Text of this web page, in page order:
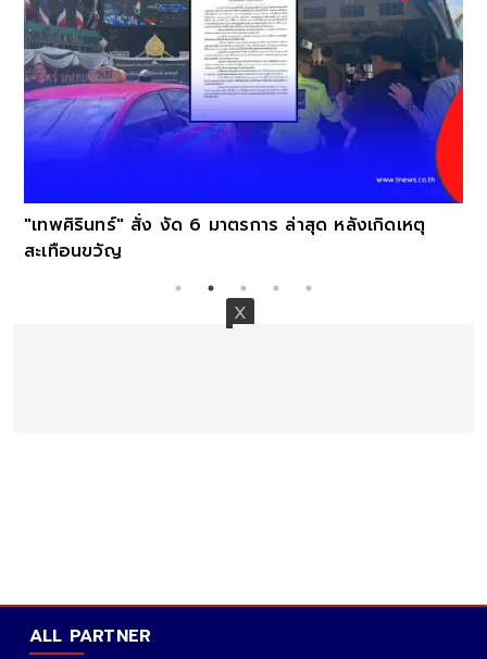
"เทพศิรินทร์" สั่ง งัด 6 มาตรการ ล่าสุด หลังเกิดเหตุ
สะเทือนขวัญ
ALL PARTNER